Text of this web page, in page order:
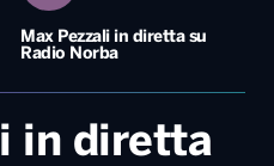
Max Pezzali in diretta su
Radio Norba
in diretta